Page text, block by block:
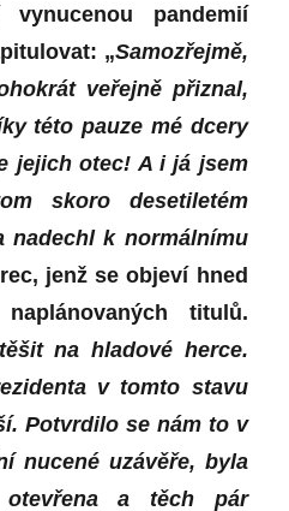
pandemií
„Samozřejmě,
veřejně přiznal,
této pauze mé dcery
jejich otec! A i já jsem
skoro desetiletém
nadechl k normálnímu
jenž se objeví hned
titulů.
na hladové herce.
v tomto stavu
Potvrdilo se nám to v
nucené uzávěře, byla
a těch pár